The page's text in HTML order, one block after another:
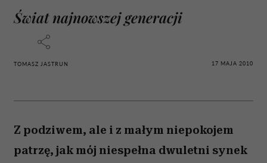
Świat najnowszej generacji
TOMASZ JASTRUN 17 MAJA 2010
Z podziwem, ale i z małym niepokojem
patrzę, jak mój niespełna dwuletni synek